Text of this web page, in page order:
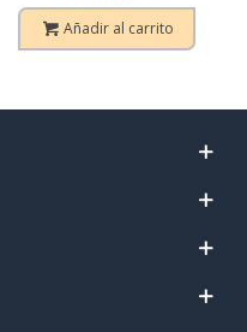
Añadir al carrito